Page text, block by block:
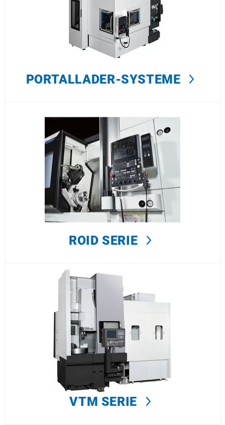
PORTALLADER-SYSTEME
ROID SERIE
VTM SERIE